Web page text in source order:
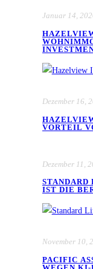
Januar 14,
Dezember 16,
VORTEIL
Dezember 11,
IST DIE
November 10,
PACIFIC